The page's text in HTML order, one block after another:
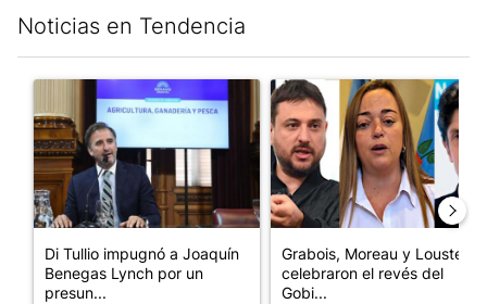
Noticias en Tendencia
Un artículo de tendencia con el título "Di Tullio impugnó a
Di Tullio impugnó a Joaquín
Benegas Lynch por un
presun...
Un artículo de tendencia con
Grabois, Moreau y Lousteau
celebraron el revés del
Gobi...